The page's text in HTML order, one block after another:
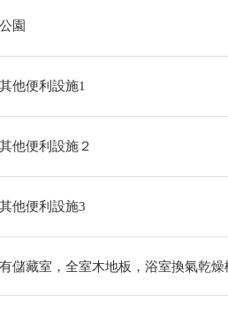
公園
其他便利設施1
其他便利設施２
其他便利設施3
有儲藏室，全室木地板，浴室換氣乾燥